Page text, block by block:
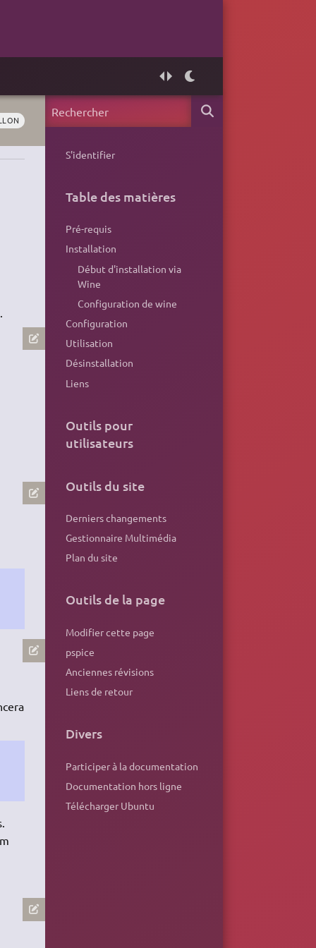
S'identifier
Table des matières
Pré-requis
Installation
Début d'installation via
Wine
Configuration de wine
Configuration
Utilisation
Désinstallation
Liens
Outils pour
utilisateurs
Outils du site
Derniers changements
Gestionnaire Multimédia
Plan du site
Outils de la page
Modifier cette page
pspice
Anciennes révisions
Liens de retour
Divers
Participer à la documentation
Documentation hors ligne
Télécharger Ubuntu